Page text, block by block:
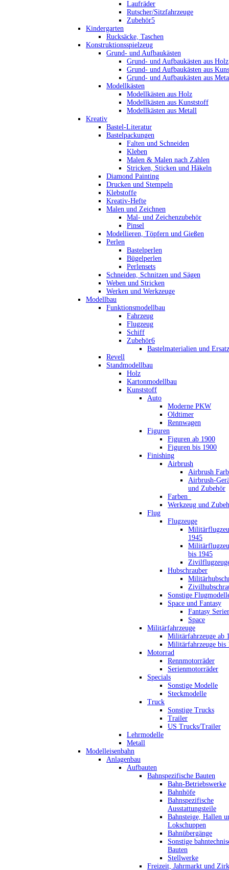
Laufräder
Rutscher/Sitzfahrzeuge
Zubehör5
Kindergarten
Rucksäcke, Taschen
Konstruktionsspielzeug
Grund- und Aufbaukästen
Grund- und Aufbaukästen aus Holz
Grund- und Aufbaukästen aus
Grund- und Aufbaukästen aus
Modellkästen
Modellkästen aus Holz
Modellkästen aus Kunststoff
Modellkästen aus Metall
Kreativ
Bastel-Literatur
Bastelpackungen
Falten und Schneiden
Kleben
Malen & Malen nach Zahlen
Stricken, Sticken und Häkeln
Diamond Painting
Drucken und Stempeln
Klebstoffe
Kreativ-Hefte
Malen und Zeichnen
Mal- und Zeichenzubehör
Pinsel
Modellieren, Töpfern und Gießen
Perlen
Bastelperlen
Bügelperlen
Perlensets
Schneiden, Schnitzen und Sägen
Weben und Stricken
Werken und Werkzeuge
Modellbau
Funktionsmodellbau
Fahrzeug
Flugzeug
Schiff
Zubehör6
Bastelmaterialien und
Revell
Standmodellbau
Holz
Kartonmodellbau
Kunststoff
Auto
Moderne PKW
Oldtimer
Rennwagen
Figuren
Figuren ab 1900
Figuren bis 1900
Finishing
Airbrush
Airbrush
Airbrush-
und Zubehör
Farben_
Werkzeug und
Flug
Flugzeuge
1945
bis 1945
Hubschrauber
Sonstige
Space und Fantasy
Fantasy
Space
Militärfahrzeuge
Militärfahrzeuge ab
Militärfahrzeuge bis
Motorrad
Rennmotorräder
Serienmotorräder
Specials
Sonstige Modelle
Steckmodelle
Truck
Sonstige Trucks
Trailer
US Trucks/Trailer
Lehrmodelle
Metall
Modelleisenbahn
Anlagenbau
Aufbauten
Bahnspezifische Bauten
Bahn-Betriebswerke
Bahnhöfe
Bahnspezifische
Ausstattungsteile
Bahnsteige, Hallen
Lokschuppen
Bahnübergänge
Sonstige
Bauten
Stellwerke
Freizeit, Jahrmarkt und